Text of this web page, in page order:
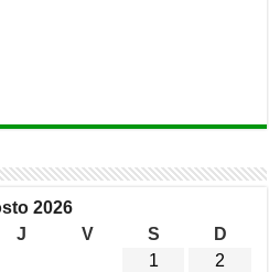
2026
J V S
D
1
2